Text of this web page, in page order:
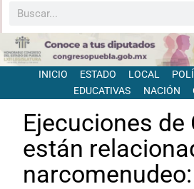
INICIO ESTADO LOCAL
EDUCATIVAS
NACIÓN
Ejecuciones de
están
narcomenudeo: